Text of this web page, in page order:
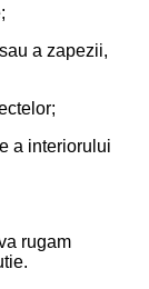
a zapezii,
a interiorului
rugam